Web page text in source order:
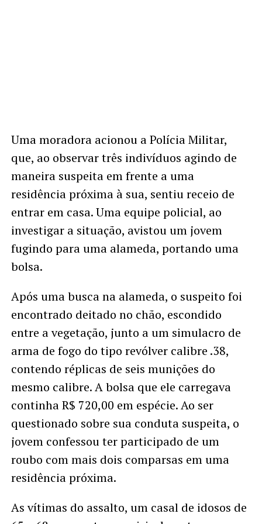
Uma moradora acionou a Polícia Militar,
que, ao observar três indivíduos agindo de
maneira suspeita em frente a uma
residência próxima à sua, sentiu receio de
entrar em casa. Uma equipe policial, ao
investigar a situação, avistou um jovem
fugindo para uma alameda, portando uma
bolsa.
Após uma busca na alameda, o suspeito foi
encontrado deitado no chão, escondido
entre a vegetação, junto a um simulacro de
arma de fogo do tipo revólver calibre .38,
contendo réplicas de seis munições do
mesmo calibre. A bolsa que ele carregava
continha R$ 720,00 em espécie. Ao ser
questionado sobre sua conduta suspeita, o
jovem confessou ter participado de um
roubo com mais dois comparsas em uma
residência próxima.
As vítimas do assalto, um casal de idosos de